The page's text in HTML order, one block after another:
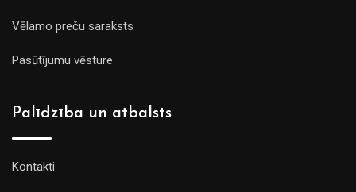
Vēlamo preču saraksts
Pasūtījumu vēsture
Palīdzība un atbalsts
Kontakti